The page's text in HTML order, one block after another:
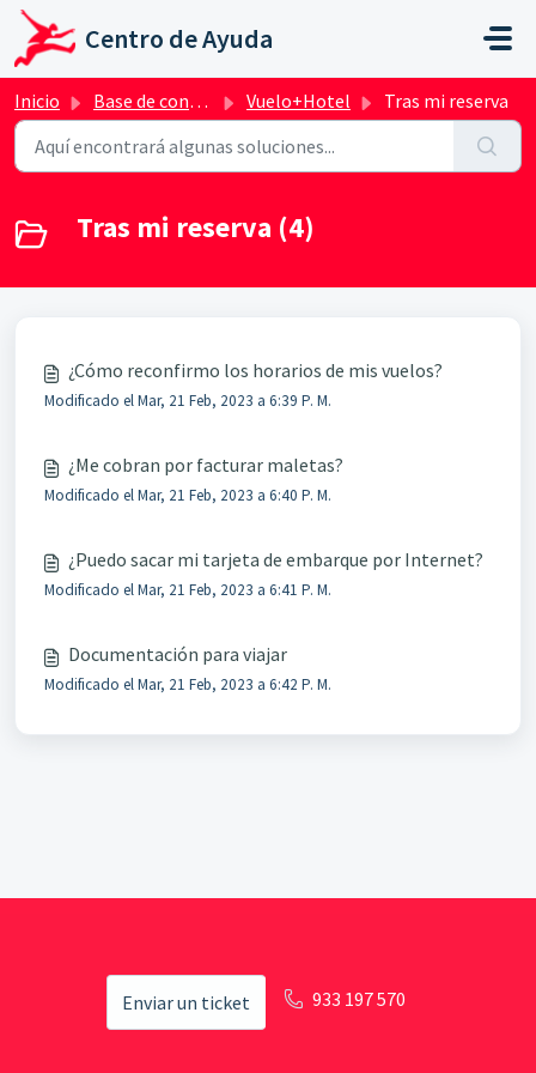
Saltar al contenido principal
Centro de Ayuda
Inicio Base de conocimientos Vuelo+Hotel Tras mi reserva
Tras mi reserva (4)
¿Cómo reconfirmo los horarios de mis vuelos?
Modificado el Mar, 21 Feb, 2023 a 6:39 P. M.
¿Me cobran por facturar maletas?
Modificado el Mar, 21 Feb, 2023 a 6:40 P. M.
¿Puedo sacar mi tarjeta de embarque por Internet?
Modificado el Mar, 21 Feb, 2023 a 6:41 P. M.
Documentación para viajar
Modificado el Mar, 21 Feb, 2023 a 6:42 P. M.
Enviar un ticket 933 197 570